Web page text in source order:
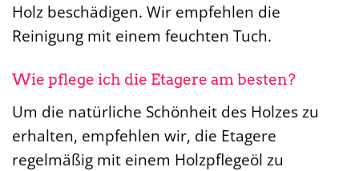
Holz beschädigen. Wir empfehlen die
Reinigung mit einem feuchten Tuch.
Wie pflege ich die Etagere am besten?
Um die natürliche Schönheit des Holzes zu
erhalten, empfehlen wir, die Etagere
regelmäßig mit einem Holzpflegeöl zu